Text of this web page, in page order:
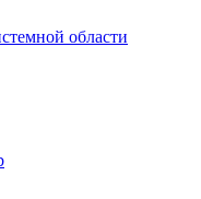
области